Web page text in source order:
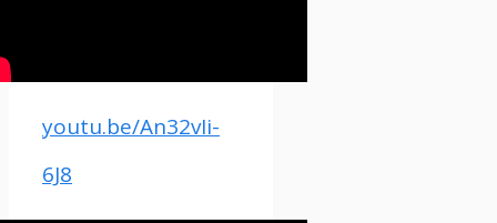
youtu.be/An32vIi-
6J8